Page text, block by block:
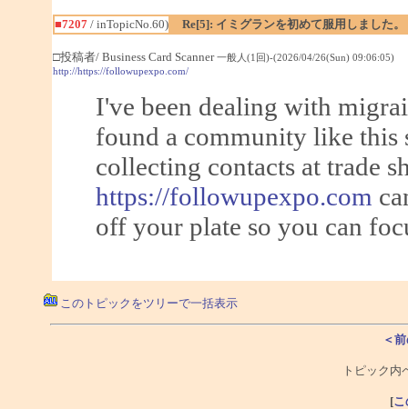
■7207/ inTopicNo.60) Re[5]: イミグランを初めて服用しました。
□投稿者/ Business Card Scanner一般人(1回)-(2026/04/26(Sun) 09:06:05)
http://https://followupexpo.com/
I've been dealing with
found a community like this
collecting contacts at trade
https://followupexpo.com
off your plate so you can
このトピックをツリーで一括表示
＜
トピック内
[こ